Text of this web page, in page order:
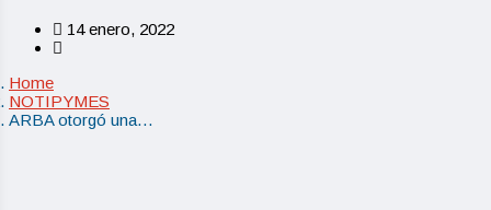
14 enero, 2022
Home
NOTIPYMES
ARBA otorgó una…